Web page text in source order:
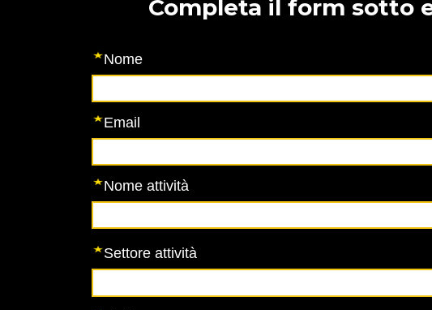
Completa il form sotto